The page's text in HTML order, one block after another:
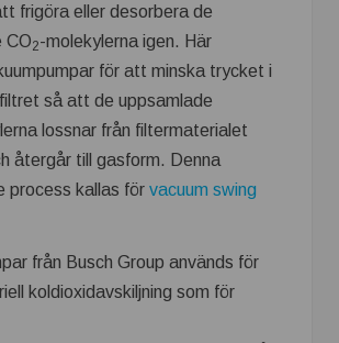
frigöra eller desorbera de
CO2-molekylerna igen. Här
för att minska trycket i
så att de uppsamlade
lossnar från filtermaterialet
återgår till gasform. Denna
process kallas för vacuum swing
från Busch Group används för
koldioxidavskiljning som för